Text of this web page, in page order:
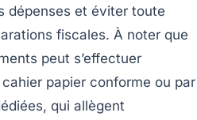
dépenses et éviter toute
fiscales. À noter que
peut s’effectuer
papier conforme ou par
qui allègent